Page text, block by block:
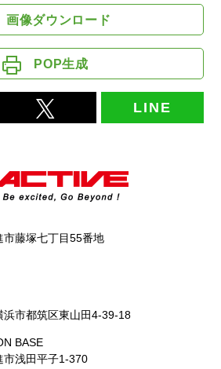
画像ダウンロード
POP生成
LINE
藤塚七丁目55番地
市都筑区東山田4-39-18
BASE
市浅田平子1-370